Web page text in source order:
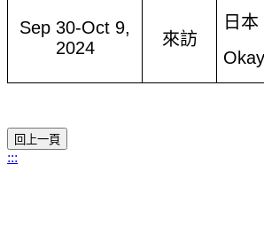
Sep 30-Oct 9,
2024
來訪
日
:::